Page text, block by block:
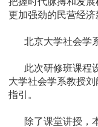
更加强劲的民营经济
北京大学社会学
此次研修班课程
大学社会学系教授
指引。
除了课堂讲授，